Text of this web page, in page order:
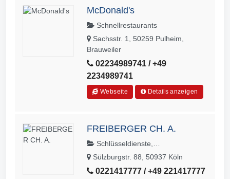
McDonald's
Schnellrestaurants
Sachsstr. 1, 50259 Pulheim,
Brauweiler
02234989741 / +49
2234989741
Webseite Details anzeigen
FREIBERGER CH. A.
Schlüsseldienste,
Sicherheitstechnik, Wach- und
Sülzburgstr. 88, 50937 Köln
0221417777 / +49 221417777